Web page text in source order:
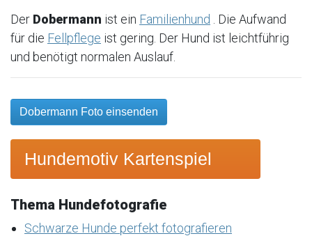
Der Dobermann ist ein Familienhund . Die Aufwand
für die Fellpflege ist gering. Der Hund ist leichtführig
und benötigt normalen Auslauf.
Dobermann Foto einsenden
Hundemotiv Kartenspiel
Thema Hundefotografie
Schwarze Hunde perfekt fotografieren